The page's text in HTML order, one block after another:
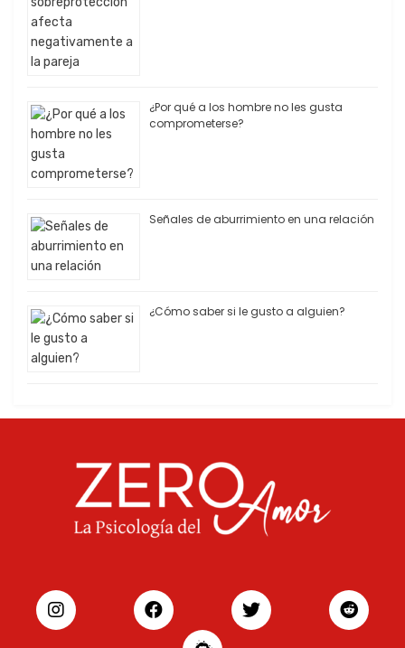
¿Por qué a los hombre no les gusta
comprometerse?
Señales de aburrimiento en una relación
¿Cómo saber si le gusto a alguien?